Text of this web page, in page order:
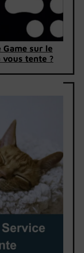
Game sur le
tente ?